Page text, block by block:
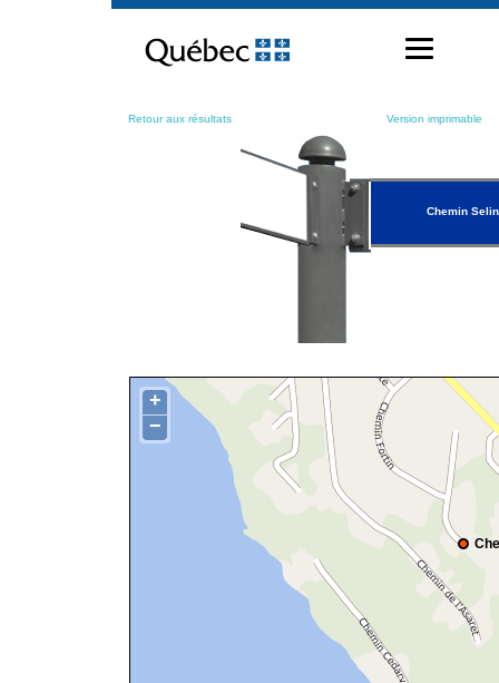
contenu
Retour aux résultats Version imprimable
Chemin
+
−